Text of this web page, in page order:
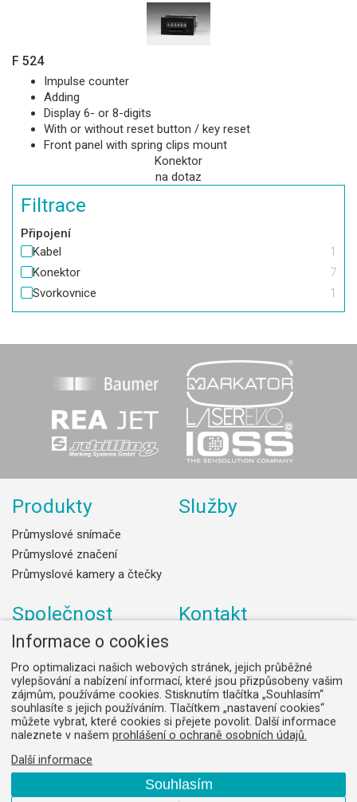
Filtrace
Připojení
Kabel
1
Konektor
7
Svorkovnice
1
F 524
Impulse counter
Adding
Display 6- or 8-digits
With or without reset button / key reset
Front panel with spring clips mount
Konektor
na dotaz
Produkty
Průmyslové snímače
Průmyslové značení
Průmyslové kamery a čtečky
Služby
Společnost
Dodavatelé
Firemní kultura
Historie
Předmět činnosti
Zásady zpracování osobních
údajů (GDPR)
Všeobecné obchodní podmínky
Kontakt
Hudcova 78c, 612 00 Brno,
Česká republika.
IČ: 26283433
DIČ: CZ26283433
+420 544 525 210
Odebírat novinky
Informace o cookies
Pro optimalizaci našich webových stránek, jejich průběžné
vylepšování a nabízení informací, které jsou přizpůsobeny vašim
zájmům, používáme cookies. Stisknutím tlačítka „Souhlasím“
souhlasíte s jejich používáním. Tlačítkem „nastavení cookies“
můžete vybrat, které cookies si přejete povolit. Další informace
naleznete v našemprohlášení o ochraně osobních údajů.
Další informace
Souhlasím